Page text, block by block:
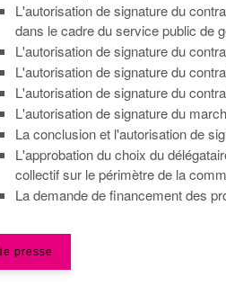
L'autorisation de signature du
dans le cadre du service public de
L'autorisation de signature du
L'autorisation de signature du
L'autorisation de signature du
L'autorisation de signature du
La conclusion et l'autorisation de
L'approbation du choix du
collectif sur le périmètre de la
La demande de financement des
presse